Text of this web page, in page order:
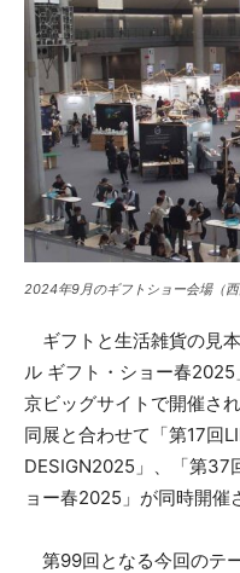
2024年9月のギフトショー会場（西
ギフトと生活雑貨の見
ル ギフト・ショー春
京ビッグサイトで開催さ
同展と合わせて「第17回
DESIGN2025」、「第37
ョー春2025」が同時開催
第99回となる今回のテ